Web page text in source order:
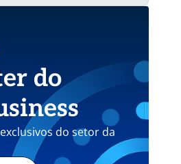
do
do setor da